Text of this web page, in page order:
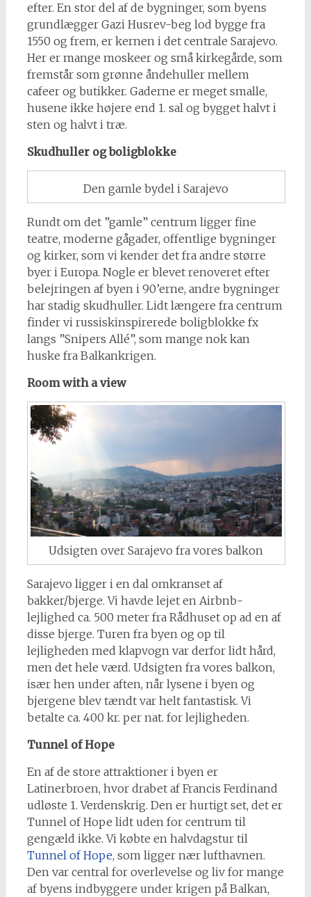
efter. En stor del af de bygninger, som byens
grundlægger Gazi Husrev-beg lod bygge fra
1550 og frem, er kernen i det centrale Sarajevo.
Her er mange moskeer og små kirkegårde, som
fremstår som grønne åndehuller mellem
cafeer og butikker. Gaderne er meget smalle,
husene ikke højere end 1. sal og bygget halvt i
sten og halvt i træ.
Skudhuller og boligblokke
Den gamle bydel i Sarajevo
Rundt om det ”gamle” centrum ligger fine
teatre, moderne gågader, offentlige bygninger
og kirker, som vi kender det fra andre større
byer i Europa. Nogle er blevet renoveret efter
belejringen af byen i 90’erne, andre bygninger
har stadig skudhuller. Lidt længere fra centrum
finder vi russiskinspirerede boligblokke fx
langs ”Snipers Allé”, som mange nok kan
huske fra Balkankrigen.
Room with a view
Udsigten over Sarajevo fra vores balkon
Sarajevo ligger i en dal omkranset af
bakker/bjerge. Vi havde lejet en Airbnb-
lejlighed ca. 500 meter fra Rådhuset op ad en af
disse bjerge. Turen fra byen og op til
lejligheden med klapvogn var derfor lidt hård,
men det hele værd. Udsigten fra vores balkon,
især hen under aften, når lysene i byen og
bjergene blev tændt var helt fantastisk. Vi
betalte ca. 400 kr. per nat. for lejligheden.
Tunnel of Hope
En af de store attraktioner i byen er
Latinerbroen, hvor drabet af Francis Ferdinand
udløste 1. Verdenskrig. Den er hurtigt set, det er
Tunnel of Hope lidt uden for centrum til
gengæld ikke. Vi købte en halvdagstur til
Tunnel of Hope, som ligger nær lufthavnen.
Den var central for overlevelse og liv for mange
af byens indbyggere under krigen på Balkan,